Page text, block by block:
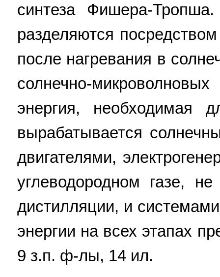
синтеза Фишера-
разделяются
после нагревания в
солнечно-
энергия, необходимая
вырабатывается
двигателями,
углеводородном газе,
дистилляции, и
энергии на всех этапах
9 з.п. ф-лы, 14 ил.